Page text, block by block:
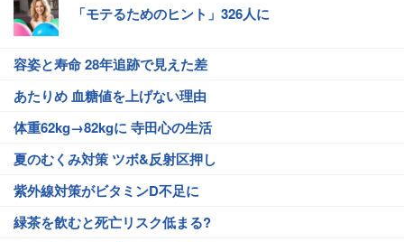
「モテるためのヒント」326人に
容姿と寿命 28年追跡で見えた差
あたりめ 血糖値を上げない理由
体重62kg→82kgに 寺田心の生活
夏のむくみ対策 ツボ&反射区押し
紫外線対策がビタミンD不足に
緑茶を飲むと死亡リスク低まる?